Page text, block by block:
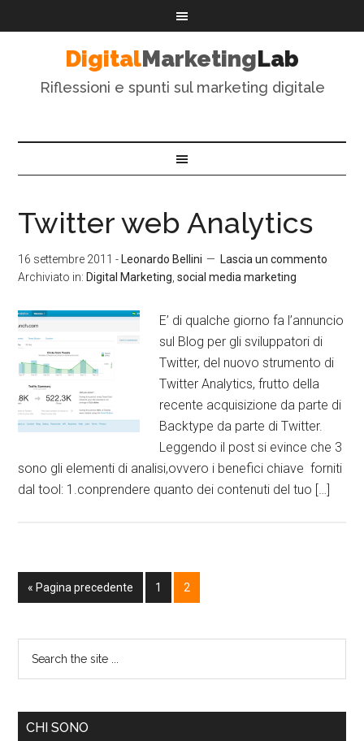
DigitalMarketingLab
Riflessioni e spunti sul marketing digitale
Twitter web Analytics
16 settembre 2011 - Leonardo Bellini
Lascia un commento
Archiviato in: Digital Marketing ,social media marketing
E’ di qualche giorno fa l’annuncio
sul Blog per gli sviluppatori di
Twitter, del nuovo strumento di
Twitter Analytics, frutto della
recente acquisizione da parte di
Backtype da parte di Twitter.
Leggendo il post si evince che 3
sono gli elementi di analisi,ovvero i benefici chiave forniti
dal tool: 1.conprendere quanto dei contenuti del tuo […]
« Pagina precedente 1 2
CHI SONO